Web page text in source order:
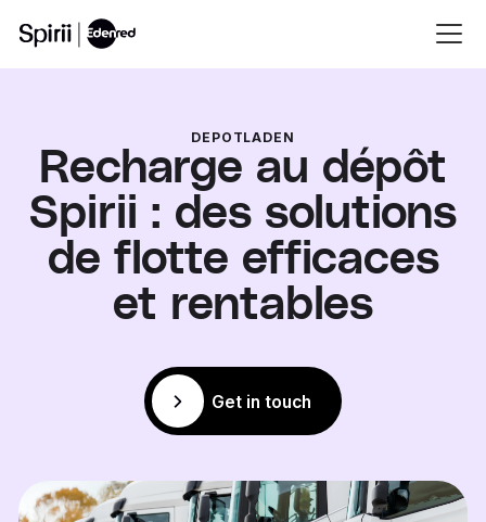
DEPOTLADEN
Recharge au dépôt
Spirii : des solutions
de flotte efficaces
et rentables
Get in touch